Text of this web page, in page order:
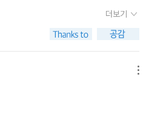
무것도 택하지 않는 이유를 알기
확한 이유를 설명해 주지 않고 허
없다고 했다. “안 하는 편을 택하겠
을까? 허먼 멜빌의 소설<필경사
등과 함께 그의 3대 저작으로 꼽히
비>는 미국사회의 탐욕으로 얼룩
더보기